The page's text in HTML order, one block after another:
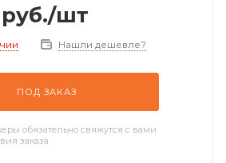
руб./шт
Нашли дешевле?
ПОД ЗАКАЗ
обязательно свяжутся с вами
заказа